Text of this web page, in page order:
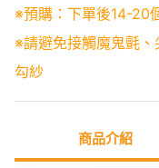
※預購：下單後14-20
※請避免接觸魔鬼氈
勾紗
商品介紹